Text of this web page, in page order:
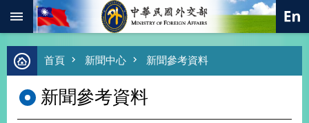
跳到主要內容區塊
進
階
尋
首頁 新聞中心 新聞參考資料
新聞參考資料